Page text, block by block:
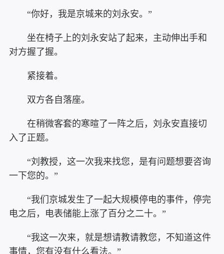
“你好，我是京城来的刘永安。”
坐在椅子上的刘永安站了起来，主动伸出手和
对方握了握。
紧接着。
双方各自落座。
在稍微客套的寒暄了一阵之后，刘永安直接切
入了正题。
“刘教授，这一次我来找您，是有问题想要咨询
一下您的。”
“我们京城发生了一起大规模停电的事件，停完
电之后，电表储能上涨了百分之二十。”
“我这一次来，就是想请教请教您，不知道这件
事情，您有没有什么看法。”